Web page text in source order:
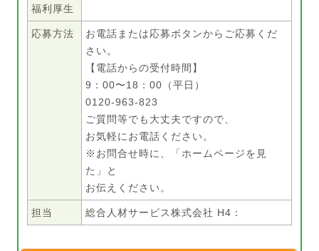
福利厚生
応募方法
お電話または応募ボタンからご応募くだ
さい。
【電話からの受付時間】
9：00〜18：00（平日）
0120-963-823
ご質問等でも大丈夫ですので、
お気軽にお電話ください。
※お問合せ時に、「ホームページを見
た」と
お伝えください。
担当 総合人材サービス株式会社 H4：